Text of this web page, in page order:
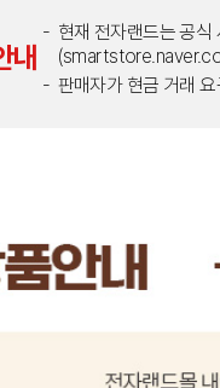
내
현재 전자랜드는 공
판매자가 현금 거래